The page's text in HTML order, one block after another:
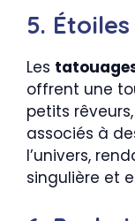
5.
Les
offrent une
petits
associés à
l’univers,
singulière et